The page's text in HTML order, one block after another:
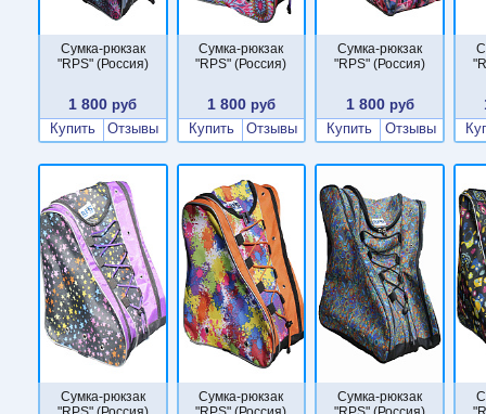
Сумка-рюкзак
"RPS" (Россия)
1 800 руб
Купить
Отзывы
Сумка-рюкзак
"RPS" (Россия)
1 800 руб
Купить
Отзывы
Сумка-рюкзак
"RPS" (Россия)
1 800руб
Купить
Отзывы
Сумка-рюкзак
Сумка-рюкзак
Сумка-рюкзак